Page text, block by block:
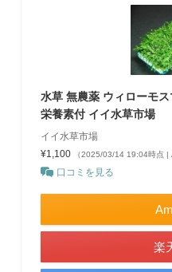
水草 無農薬 ウィローモ
栄養素付 イイ水草市場
イイ水草市場
¥1,100
（2025/03/14 19:04時点 |
口コミを見る
楽